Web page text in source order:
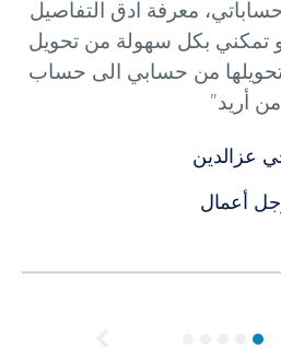
معرفة ادق التفاصيل
تمكني بكل سهولة من تحويل
من حسابي الى حساب
من أريد”
عزالدين
أعمال